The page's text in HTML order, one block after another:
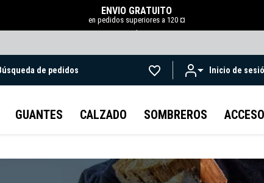
ENVÍO GRATUITO
en pedidos superiores a 120 ¤
.
de pedidos Inicio de
GUANTES CALZADO SOMBREROS